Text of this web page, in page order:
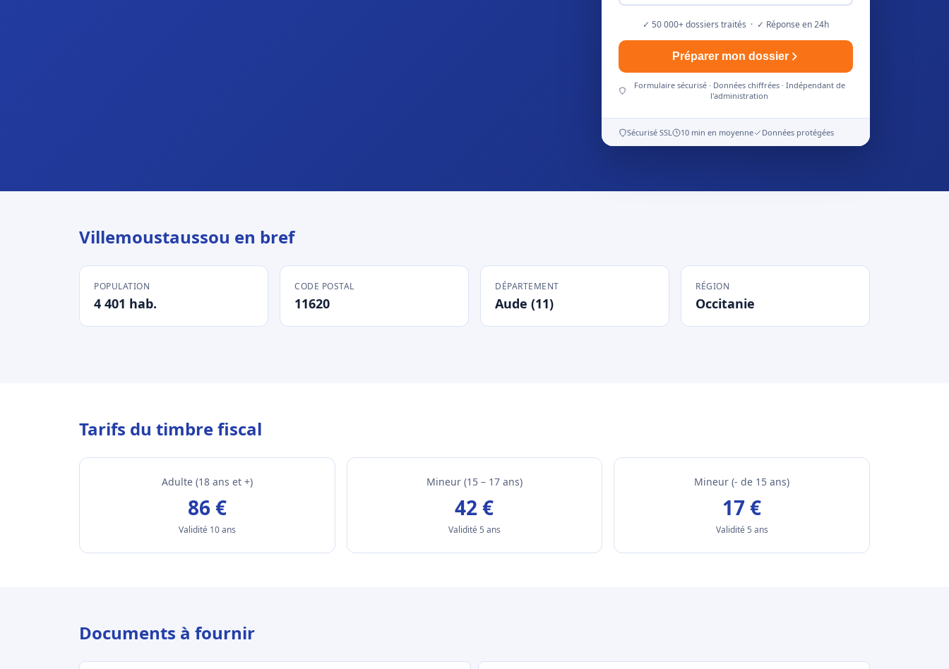
✓ 50 000+ dossiers traités · ✓ Réponse en 24h
Préparer mon dossier
Formulaire sécurisé · Données chiffrées · Indépendant de
l'administration
Sécurisé SSL 10 min en moyenne Données protégées
Villemoustaussou en bref
POPULATION
4 401 hab.
CODE POSTAL
11620
DÉPARTEMENT
Aude (11)
RÉGION
Occitanie
Tarifs du timbre fiscal
Adulte (18 ans et +)
86 €
Validité 10 ans
Mineur (15 – 17 ans)
42 €
Validité 5 ans
Mineur (- de 15 ans)
17 €
Validité 5 ans
Documents à fournir